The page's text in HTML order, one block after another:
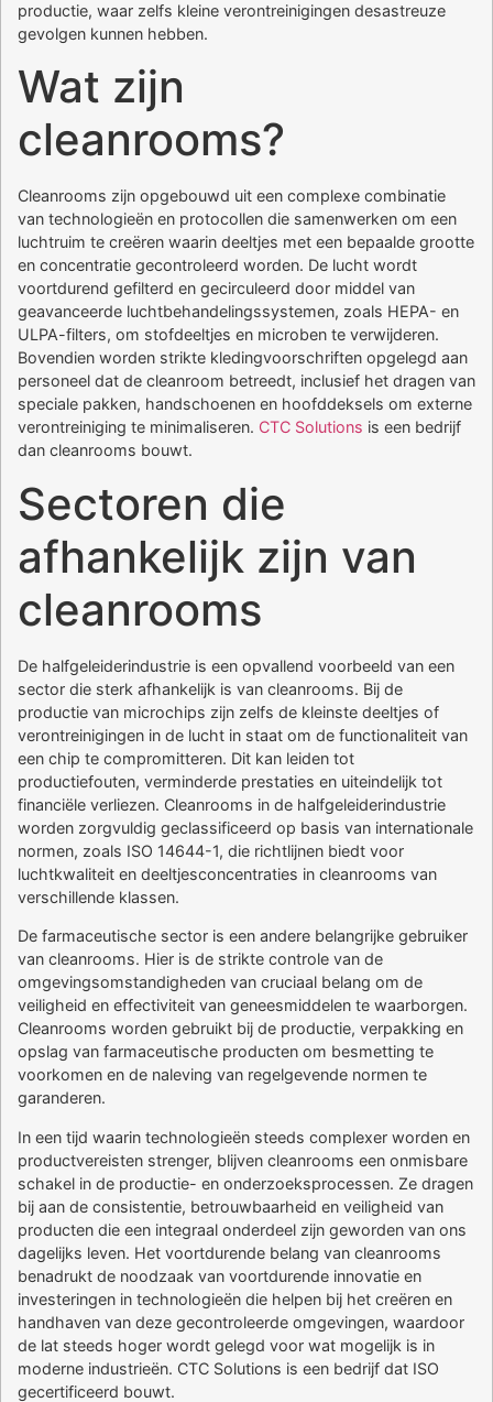
productie, waar zelfs kleine verontreinigingen desastreuze
gevolgen kunnen hebben.
Wat zijn
cleanrooms?
Cleanrooms zijn opgebouwd uit een complexe combinatie
van technologieën en protocollen die samenwerken om een
luchtruim te creëren waarin deeltjes met een bepaalde grootte
en concentratie gecontroleerd worden. De lucht wordt
voortdurend gefilterd en gecirculeerd door middel van
geavanceerde luchtbehandelingssystemen, zoals HEPA- en
ULPA-filters, om stofdeeltjes en microben te verwijderen.
Bovendien worden strikte kledingvoorschriften opgelegd aan
personeel dat de cleanroom betreedt, inclusief het dragen van
speciale pakken, handschoenen en hoofddeksels om externe
verontreiniging te minimaliseren. CTC Solutions is een bedrijf
dan cleanrooms bouwt.
Sectoren die
afhankelijk zijn van
cleanrooms
De halfgeleiderindustrie is een opvallend voorbeeld van een
sector die sterk afhankelijk is van cleanrooms. Bij de
productie van microchips zijn zelfs de kleinste deeltjes of
verontreinigingen in de lucht in staat om de functionaliteit van
een chip te compromitteren. Dit kan leiden tot
productiefouten, verminderde prestaties en uiteindelijk tot
financiële verliezen. Cleanrooms in de halfgeleiderindustrie
worden zorgvuldig geclassificeerd op basis van internationale
normen, zoals ISO 14644-1, die richtlijnen biedt voor
luchtkwaliteit en deeltjesconcentraties in cleanrooms van
verschillende klassen.
De farmaceutische sector is een andere belangrijke gebruiker
van cleanrooms. Hier is de strikte controle van de
omgevingsomstandigheden van cruciaal belang om de
veiligheid en effectiviteit van geneesmiddelen te waarborgen.
Cleanrooms worden gebruikt bij de productie, verpakking en
opslag van farmaceutische producten om besmetting te
voorkomen en de naleving van regelgevende normen te
garanderen.
In een tijd waarin technologieën steeds complexer worden en
productvereisten strenger, blijven cleanrooms een onmisbare
schakel in de productie- en onderzoeksprocessen. Ze dragen
bij aan de consistentie, betrouwbaarheid en veiligheid van
producten die een integraal onderdeel zijn geworden van ons
dagelijks leven. Het voortdurende belang van cleanrooms
benadrukt de noodzaak van voortdurende innovatie en
investeringen in technologieën die helpen bij het creëren en
handhaven van deze gecontroleerde omgevingen, waardoor
de lat steeds hoger wordt gelegd voor wat mogelijk is in
moderne industrieën. CTC Solutions is een bedrijf dat ISO
gecertificeerd bouwt.